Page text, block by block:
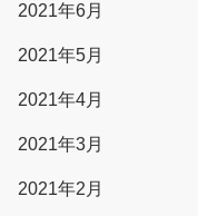
2021年6月
2021年5月
2021年4月
2021年3月
2021年2月